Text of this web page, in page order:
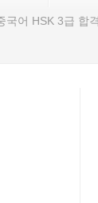
국어 HSK 3급 합격